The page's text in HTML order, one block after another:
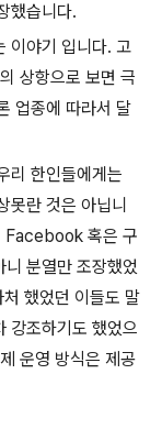
했습니다.
이야기 입니다. 고
상항으로 보면 극
업종에 따라서 달
리 한인들에게는
못란 것은 아닙니
Facebook 혹은 구
분열만 조장했었
했었던 이들도 말
강조하기도 했었으
운영 방식은 제공